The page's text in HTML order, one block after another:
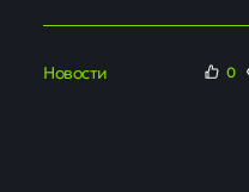
Новости 0